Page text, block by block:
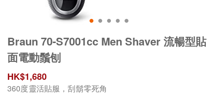
Braun 70-S7001cc Men Shaver 流暢型貼
面電動鬚刨
HK$1,680
360度靈活貼服，刮鬍零死角